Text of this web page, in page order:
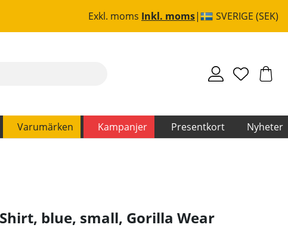
Exkl. moms Inkl. moms SVERIGE (SEK)
Varumärken Kampanjer Presentkort Nyheter
blue, small, Gorilla Wear